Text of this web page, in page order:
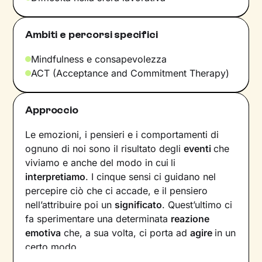
Ambiti e percorsi specifici
Mindfulness e consapevolezza
ACT (Acceptance and Commitment Therapy)
Approccio
Le emozioni, i pensieri e i comportamenti di
ognuno di noi sono il risultato deglieventiche
viviamo e anche del modo in cui li
interpretiamo. I cinque sensi ci guidano nel
percepire ciò che ci accade, e il pensiero
nell’attribuire poi un significato. Quest’ultimo ci
fa sperimentare una determinata reazione
emotiva che, a sua volta, ci porta adagire in un
certo modo.